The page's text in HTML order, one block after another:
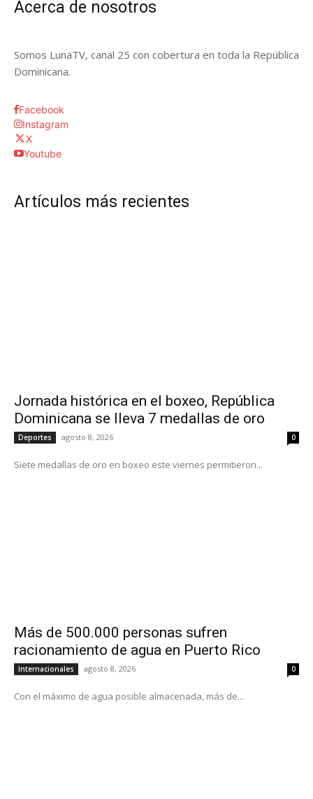
Acerca de nosotros
Somos LunaTV, canal 25 con cobertura en toda la República
Dominicana.
Facebook
Instagram
X
Youtube
Artículos más recientes
Jornada histórica en el boxeo, República
Dominicana se lleva 7 medallas de oro
Deportes agosto 8, 2026 0
Siete medallas de oro en boxeo este viernes permitieron...
Más de 500.000 personas sufren
racionamiento de agua en Puerto Rico
Internacionales agosto 8, 2026 0
Con el máximo de agua posible almacenada, más de...